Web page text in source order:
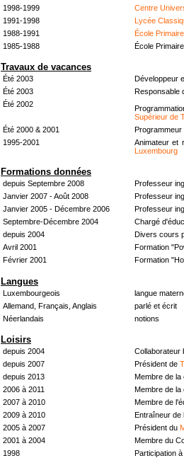
1998-1999
Centre
1991-1998
Lycée
1988-1991
École
1985-1988
École
Travaux de vacances
Été 2003
Développeur
Été 2003
Responsable
Été 2002
Supérieur de
Été 2000 & 2001
Programmeur
1995-2001
Animateur et
Luxembourg
Formations données
depuis Septembre 2008
Professeur
Janvier 2007 - Août 2008
Professeur
Janvier 2005 - Décembre 2006
Professeur
Septembre-Décembre 2004
Chargé
depuis 2004
Divers cours
Avril 2001
Formation
Février 2001
Formation
Langues
Luxembourgeois
langue
Allemand, Français, Anglais
parlé et écrit
Néerlandais
notions
Loisirs
depuis 2004
Collaborateur
depuis 2007
Président de
depuis 2013
Membre de
2006 à 2011
Membre de
2007 à 2010
Membre de
2009 à 2010
Entraîneur de
2005 à 2007
Président du
2001 à 2004
Membre du
1998
Participation à